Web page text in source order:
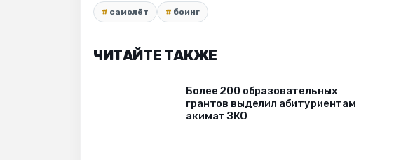
самолёт боинг
ЧИТАЙТЕ ТАКЖЕ
Более 200 образовательных
грантов выделил абитуриентам
акимат ЗКО